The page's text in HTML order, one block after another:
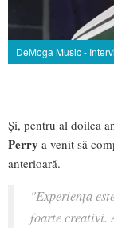
DeMoga Music -
Și, pentru al doilea
Perry a venit să
anterioară.
"Experiența
foarte creativi.